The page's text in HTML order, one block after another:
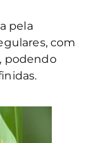
pela
com
podendo